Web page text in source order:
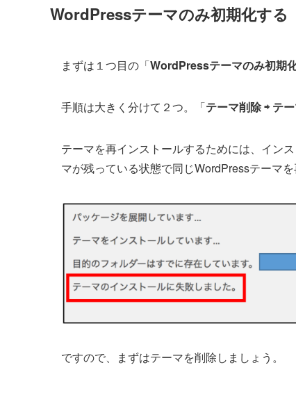
WordPressテーマのみ初期化する
まずは１つ目の「WordPressテーマのみ初期
手順は大きく分けて２つ。「テーマ削除 ⇨ テ
テーマを再インストールするためには、 イン
マが残っている状態で同じWordPressテーマ
ですので、まずはテーマを削除しましょう。